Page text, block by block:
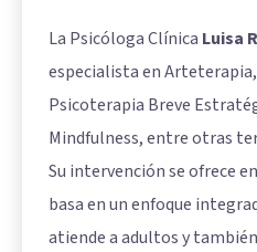
La Psicóloga Clínica Luisa
especialista en
Psicoterapia Breve
Mindfulness, entre otras
Su intervención se ofrece
basa en un enfoque
atiende a adultos y